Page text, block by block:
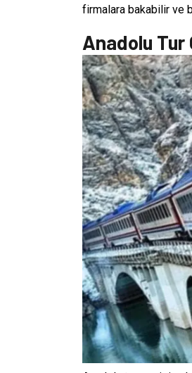
firmalara bakabilir ve
Anadolu Tur